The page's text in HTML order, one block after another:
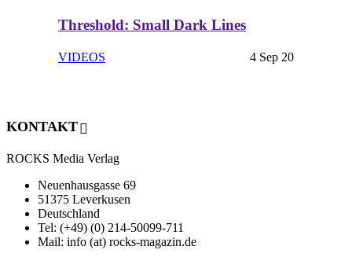
Threshold: Small Dark Lines
VIDEOS 4 Sep 20
KONTAKT
ROCKS Media Verlag
Neuenhausgasse 69
51375 Leverkusen
Deutschland
Tel: (+49) (0) 214-50099-711
Mail: info (at) rocks-magazin.de